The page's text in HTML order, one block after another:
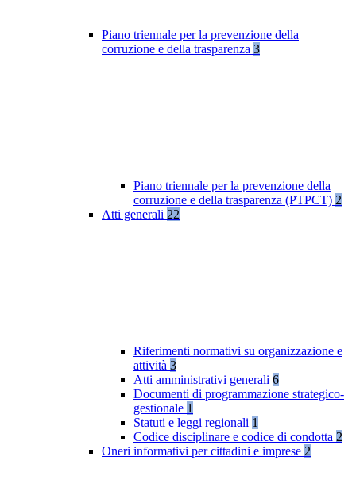
Piano triennale per la prevenzione della
corruzione e della trasparenza 3
Piano triennale per la prevenzione della
corruzione e della trasparenza (PTPCT) 2
Atti generali 22
Riferimenti normativi su organizzazione e
attività 3
Atti amministrativi generali 6
Documenti di programmazione strategico-
gestionale 1
Statuti e leggi regionali 1
Codice disciplinare e codice di condotta 2
Oneri informativi per cittadini e imprese 2